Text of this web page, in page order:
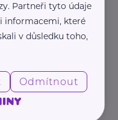
Partneři tyto údaje
informacemi, které
v důsledku toho,
Odmítnout